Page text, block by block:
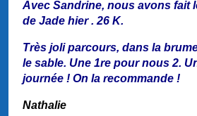
Avec Sandrine, nous avons fait
de Jade hier . 26 K.
Très joli parcours, dans la
le sable. Une 1re pour nous 2.
journée ! On la recommande !
Nathalie